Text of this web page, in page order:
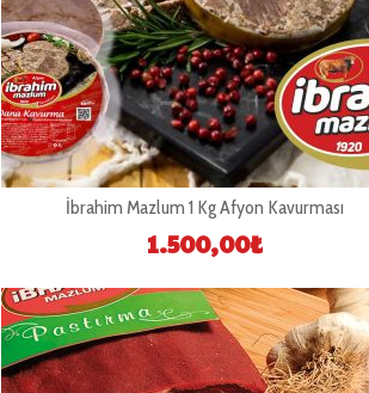
İbrahim Mazlum 1 Kg Afyon Kavurması
1.500,00₺